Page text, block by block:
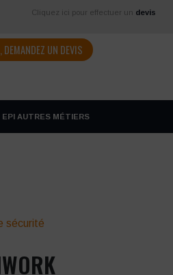
Cliquez ici pour effectuer un devis
DEMANDEZ UN DEVIS
EPI AUTRES MÉTIERS
sécurité